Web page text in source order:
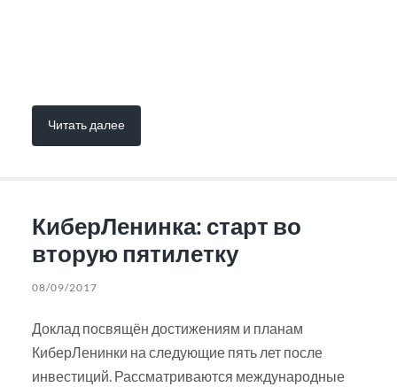
Читать далее
КиберЛенинка: старт во
вторую пятилетку
08/09/2017
Доклад посвящён достижениям и планам
КиберЛенинки на следующие пять лет после
инвестиций. Рассматриваются международные